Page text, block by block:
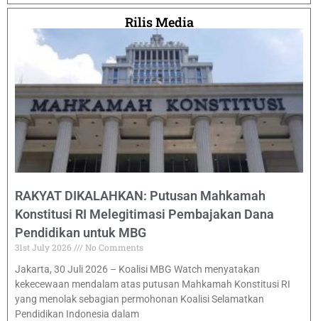
Rilis Media
RAKYAT DIKALAHKAN: Putusan Mahkamah
Konstitusi RI Melegitimasi Pembajakan Dana
Pendidikan untuk MBG
31st July 2026
No Comments
Jakarta, 30 Juli 2026 – Koalisi MBG Watch menyatakan
kekecewaan mendalam atas putusan Mahkamah Konstitusi RI
yang menolak sebagian permohonan Koalisi Selamatkan
Pendidikan Indonesia dalam